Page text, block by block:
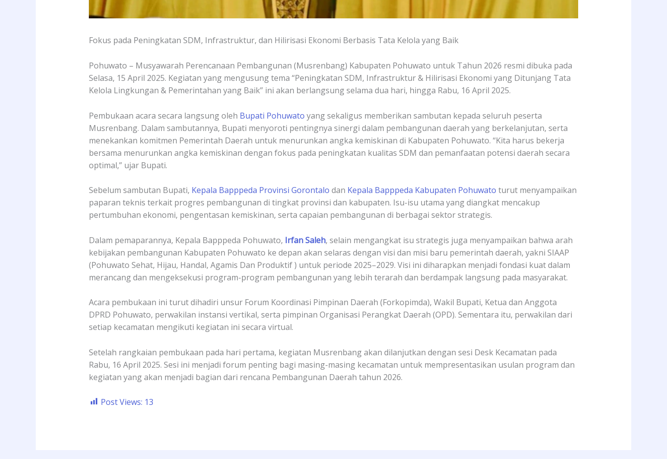
Fokus pada Peningkatan SDM, Infrastruktur, dan Hilirisasi Ekonomi Berbasis Tata Kelola yang Baik
Pohuwato – Musyawarah Perencanaan Pembangunan (Musrenbang) Kabupaten Pohuwato untuk Tahun 2026 resmi dibuka pada
Selasa, 15 April 2025. Kegiatan yang mengusung tema “Peningkatan SDM, Infrastruktur & Hilirisasi Ekonomi yang Ditunjang Tata
Kelola Lingkungan & Pemerintahan yang Baik” ini akan berlangsung selama dua hari, hingga Rabu, 16 April 2025.
Pembukaan acara secara langsung oleh Bupati Pohuwato yang sekaligus memberikan sambutan kepada seluruh peserta
Musrenbang. Dalam sambutannya, Bupati menyoroti pentingnya sinergi dalam pembangunan daerah yang berkelanjutan, serta
menekankan komitmen Pemerintah Daerah untuk menurunkan angka kemiskinan di Kabupaten Pohuwato. “Kita harus bekerja
bersama menurunkan angka kemiskinan dengan fokus pada peningkatan kualitas SDM dan pemanfaatan potensi daerah secara
optimal,” ujar Bupati.
Sebelum sambutan Bupati, Kepala Bapppeda Provinsi Gorontalo dan Kepala Bapppeda Kabupaten Pohuwato turut menyampaikan
paparan teknis terkait progres pembangunan di tingkat provinsi dan kabupaten. Isu-isu utama yang diangkat mencakup
pertumbuhan ekonomi, pengentasan kemiskinan, serta capaian pembangunan di berbagai sektor strategis.
Dalam pemaparannya, Kepala Bapppeda Pohuwato, Irfan Saleh, selain mengangkat isu strategis juga menyampaikan bahwa arah
kebijakan pembangunan Kabupaten Pohuwato ke depan akan selaras dengan visi dan misi baru pemerintah daerah, yakni SIAAP
(Pohuwato Sehat, Hijau, Handal, Agamis Dan Produktif ) untuk periode 2025–2029. Visi ini diharapkan menjadi fondasi kuat dalam
merancang dan mengeksekusi program-program pembangunan yang lebih terarah dan berdampak langsung pada masyarakat.
Acara pembukaan ini turut dihadiri unsur Forum Koordinasi Pimpinan Daerah (Forkopimda), Wakil Bupati, Ketua dan Anggota
DPRD Pohuwato, perwakilan instansi vertikal, serta pimpinan Organisasi Perangkat Daerah (OPD). Sementara itu, perwakilan dari
setiap kecamatan mengikuti kegiatan ini secara virtual.
Setelah rangkaian pembukaan pada hari pertama, kegiatan Musrenbang akan dilanjutkan dengan sesi Desk Kecamatan pada
Rabu, 16 April 2025. Sesi ini menjadi forum penting bagi masing-masing kecamatan untuk mempresentasikan usulan program dan
kegiatan yang akan menjadi bagian dari rencana Pembangunan Daerah tahun 2026.
Post Views: 13